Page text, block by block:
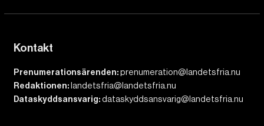
Kontakt
Prenumerationsärenden:prenumeration@landetsfria.nu
Redaktionen: landetsfria@landetsfria.nu
Dataskyddsansvarig:dataskyddsansvarig@landetsfria.nu